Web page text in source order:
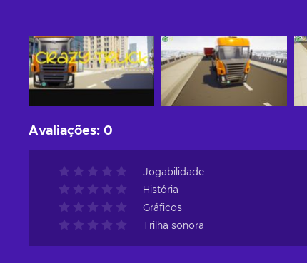
Avaliações: 0
Jogabilidade
História
Gráficos
Trilha sonora